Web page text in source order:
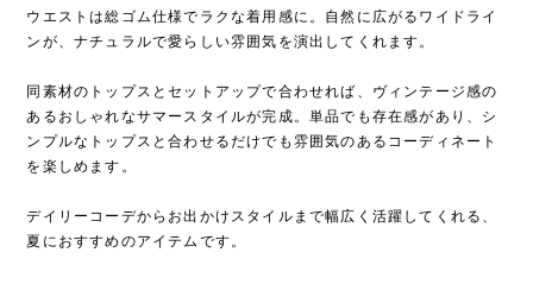
ウエストは総ゴム仕様でラクな着用感に。自然に広がるワイドライ
ンが、ナチュラルで愛らしい雰囲気を演出してくれます。
同素材のトップスとセットアップで合わせれば、ヴィンテージ感の
あるおしゃれなサマースタイルが完成。単品でも存在感があり、シ
ンプルなトップスと合わせるだけでも雰囲気のあるコーディネート
を楽しめます。
デイリーコーデからお出かけスタイルまで幅広く活躍してくれる、
夏におすすめのアイテムです。